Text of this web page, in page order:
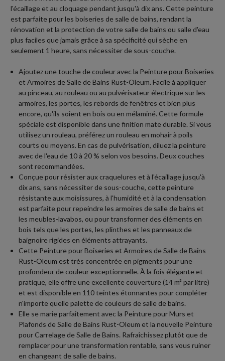
l'écaillage et au cloquage pendant jusqu'à dix ans. Cette peinture
est parfaite pour les boiseries de salle de bains, rendant la
rénovation et la protection de votre salle de bains ou salle d'eau
plus faciles que jamais grâce à sa spécificité qui sèche en
seulement 1 heure, sans nécessiter de sous-couche.
Ajoutez une touche de couleur avec la Peinture pour Boiseries
et Armoires de Salle de Bains Rust-Oleum. Facile à appliquer
au pinceau, au rouleau ou au pulvérisateur électrique sur les
armoires, les portes, les rebords de fenêtres et bien plus
encore, qu'ils soient en bois ou en mélaminé. Cette formule
spéciale est disponible dans une finition mate durable. Si vous
utilisez un rouleau, préférez un rouleau en mohair à poils
courts ou moyens. En cas de pulvérisation, diluez la peinture
avec de l'eau de 10 à 20 % selon vos besoins. Deux couches
sont recommandées.
Conçue pour résister aux craquelures et à l'écaillage jusqu'à
dix ans, sans nécessiter de sous-couche, cette peinture
résistante aux moisissures, à l'humidité et à la condensation
est parfaite pour repeindre les armoires de salle de bains et
les meubles-lavabos, ou pour transformer des éléments en
bois tels que les portes, les plinthes et les panneaux de
baignoire rigides en éléments attrayants.
Cette Peinture pour Boiseries et Armoires de Salle de Bains
Rust-Oleum est très concentrée en pigments pour une
profondeur de couleur exceptionnelle. À la fois élégante et
pratique, elle offre une excellente couverture (14 m² par litre)
et est disponible en 110 teintes étonnantes pour compléter
n'importe quelle palette de couleurs de salle de bains.
Elle se marie parfaitement avec la Peinture pour Murs et
Plafonds de Salle de Bains Rust-Oleum et la nouvelle Peinture
pour Carrelage de Salle de Bains. Rafraîchissez plutôt que de
remplacer pour une transformation rentable, sans vous ruiner
en changeant de salle de bains.